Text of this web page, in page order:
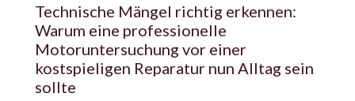
Technische Mängel richtig erkennen:
Warum eine professionelle
Motoruntersuchung vor einer
kostspieligen Reparatur nun Alltag sein
sollte